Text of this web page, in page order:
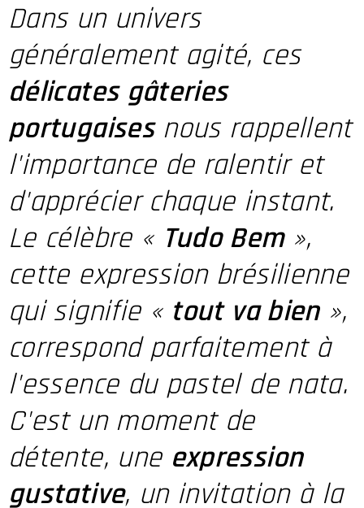
Dans un univers
généralement agité, ces
délicates gâteries
portugaisesnous rappellent
l'importance de ralentir et
d'apprécier chaque instant.
Le célèbre « Tudo Bem»,
cette expression brésilienne
qui signifie « tout va bien»,
correspond parfaitement à
l'essence du pastel de nata.
C'est un moment de
détente, une expression
gustative, un invitation à la